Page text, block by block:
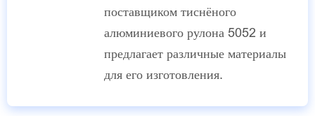
поставщиком тиснёного
алюминиевого рулона 5052 и
предлагает различные материалы
для его изготовления.